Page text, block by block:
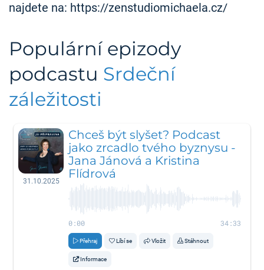
najdete na: https://zenstudiomichaela.cz/
Populární epizody
podcastu Srdeční
záležitosti
31.10.2025
Chceš být slyšet? Podcast
jako zrcadlo tvého byznysu -
Jana Jánová a Kristina
Flídrová
0:00 34:33
Přehraj Líbí se Vložit Stáhnout
Informace